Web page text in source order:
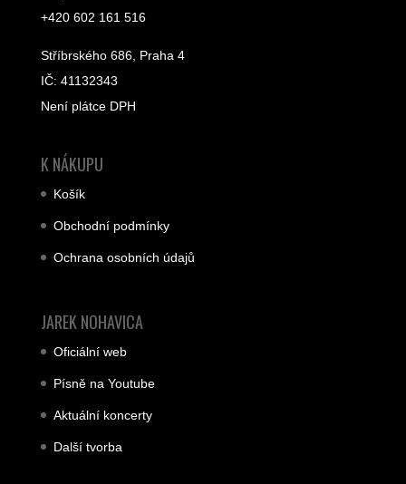
+420 602 161 516
Stříbrského 686, Praha 4
IČ: 41132343
Není plátce DPH
K NÁKUPU
Košík
Obchodní podmínky
Ochrana osobních údajů
JAREK NOHAVICA
Oficiální web
Písně na Youtube
Aktuální koncerty
Další tvorba